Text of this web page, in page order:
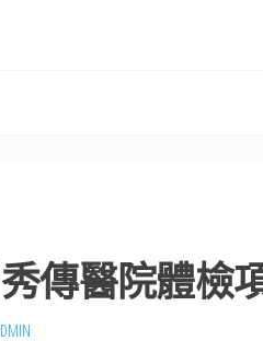
傳醫院體檢